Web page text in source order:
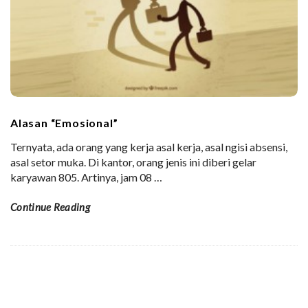
Alasan “Emosional”
Ternyata, ada orang yang kerja asal kerja, asal ngisi absensi,
asal setor muka. Di kantor, orang jenis ini diberi gelar
karyawan 805. Artinya, jam 08 …
Continue Reading